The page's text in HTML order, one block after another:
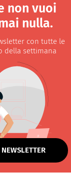
non vuoi
nulla.
con tutte le
della settimana